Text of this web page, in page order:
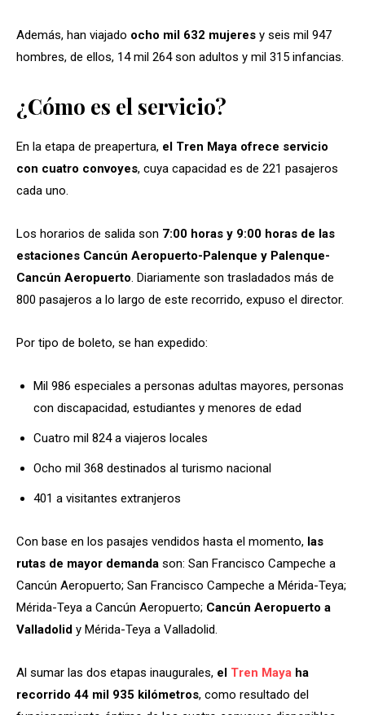
Además, han viajado ocho mil 632 mujeres y seis mil 947
hombres, de ellos, 14 mil 264 son adultos y mil 315 infancias.
¿Cómo es el servicio?
En la etapa de preapertura, el Tren Maya ofrece servicio
con cuatro convoyes, cuya capacidad es de 221 pasajeros
cada uno.
Los horarios de salida son 7:00 horas y 9:00 horas de las
estaciones Cancún Aeropuerto-Palenque y Palenque-
Cancún Aeropuerto. Diariamente son trasladados más de
800 pasajeros a lo largo de este recorrido, expuso el director.
Por tipo de boleto, se han expedido:
Mil 986 especiales a personas adultas mayores, personas
con discapacidad, estudiantes y menores de edad
Cuatro mil 824 a viajeros locales
Ocho mil 368 destinados al turismo nacional
401 a visitantes extranjeros
Con base en los pasajes vendidos hasta el momento, las
rutas de mayor demanda son: San Francisco Campeche a
Cancún Aeropuerto; San Francisco Campeche a Mérida-Teya;
Mérida-Teya a Cancún Aeropuerto; Cancún Aeropuerto a
Valladolid y Mérida-Teya a Valladolid.
Al sumar las dos etapas inaugurales, el Tren Maya ha
recorrido 44 mil 935 kilómetros, como resultado del